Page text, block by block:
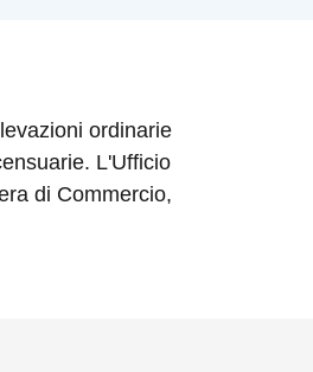
ordinarie
L'Ufficio
di Commercio,